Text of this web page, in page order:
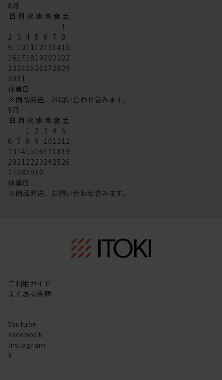
8月
日 月 火 水 木 金 土
1
2 3 4 5 6 7 8
9 101112131415
16171819202122
23242526272829
3031
休業日
※商品発送、お問い合わせ含みます。
9月
日 月 火 水 木 金 土
1 2 3 4 5
6 7 8 9 101112
13141516171819
20212223242526
27282930
休業日
※商品発送、お問い合わせ含みます。
ご利用ガイド
よくある質問
Youtube
Facebook
Instagram
X